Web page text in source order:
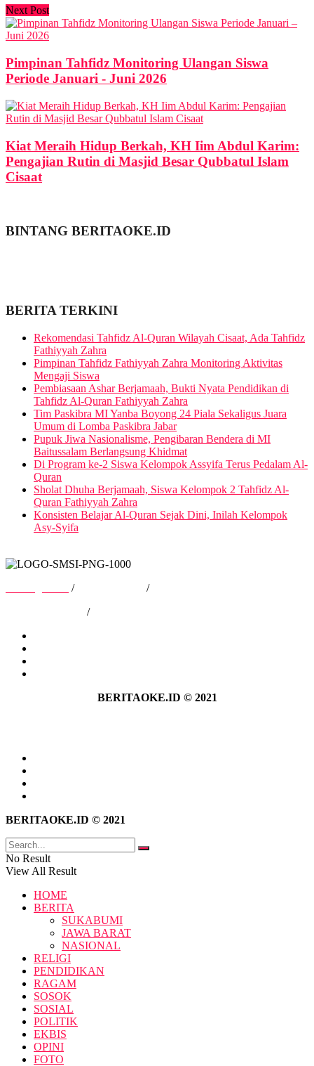
Next Post
Pimpinan Tahfidz Monitoring Ulangan Siswa
Periode Januari - Juni 2026
Kiat Meraih Hidup Berkah, KH Iim Abdul Karim:
Pengajian Rutin di Masjid Besar Qubbatul Islam
Cisaat
BINTANG BERITAOKE.ID
BERITA TERKINI
Rekomendasi Tahfidz Al-Quran Wilayah Cisaat, Ada Tahfidz
Fathiyyah Zahra
Pimpinan Tahfidz Fathiyyah Zahra Monitoring Aktivitas
Mengaji Siswa
Pembiasaan Ashar Berjamaah, Bukti Nyata Pendidikan di
Tahfidz Al-Quran Fathiyyah Zahra
Tim Paskibra MI Yanba Boyong 24 Piala Sekaligus Juara
Umum di Lomba Paskibra Jabar
Pupuk Jiwa Nasionalisme, Pengibaran Bendera di MI
Baitussalam Berlangsung Khidmat
Di Program ke-2 Siswa Kelompok Assyifa Terus Pedalam Al-
Quran
Sholat Dhuha Berjamaah, Siswa Kelompok 2 Tahfidz Al-
Quran Fathiyyah Zahra
Konsisten Belajar Al-Quran Sejak Dini, Inilah Kelompok
Asy-Syifa
/
/
/
BERITAOKE.ID © 2021
BERITAOKE.ID © 2021
No Result
View All Result
HOME
BERITA
SUKABUMI
JAWA BARAT
NASIONAL
RELIGI
PENDIDIKAN
RAGAM
SOSOK
SOSIAL
POLITIK
EKBIS
OPINI
FOTO